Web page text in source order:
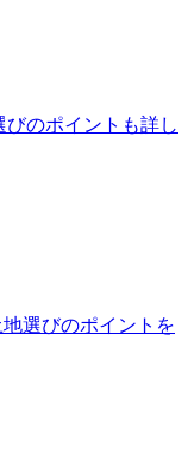
のポイントも詳し
選びのポイントを